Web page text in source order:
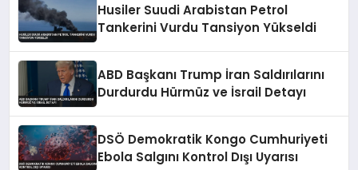
Husiler Suudi Arabistan Petrol
Tankerini Vurdu Tansiyon Yükseldi
ABD Başkanı Trump İran Saldırılarını
Durdurdu Hürmüz ve İsrail Detayı
DSÖ Demokratik Kongo Cumhuriyeti
Ebola Salgını Kontrol Dışı Uyarısı